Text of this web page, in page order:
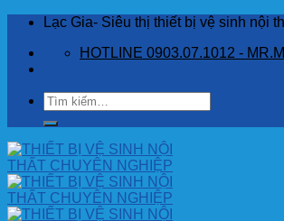
Skip
content
Lạc Gia- Siêu thị thiết bị vệ sinh nội
HOTLINE 0903.07.1012 -
Tìm
kiếm: